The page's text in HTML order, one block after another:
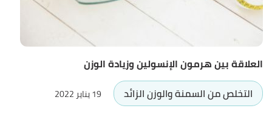
العلاقة بين هرمون الإنسولين وزيادة الوزن
التخلص من السمنة والوزن الزائد
19 يناير 2022